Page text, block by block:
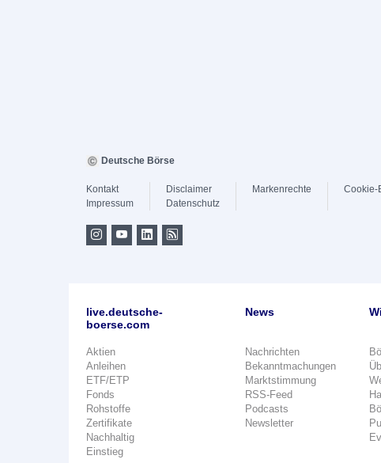
Deutsche Börse
Kontakt
Impressum
Disclaimer
Datenschutz
Markenrechte Cookie-
live.deutsche-
boerse.com
Aktien
Anleihen
ETF/ETP
Fonds
Rohstoffe
Zertifikate
Nachhaltig
Einstieg
News
Nachrichten
Bekanntmachungen
Marktstimmung
RSS-Feed
Podcasts
Newsletter